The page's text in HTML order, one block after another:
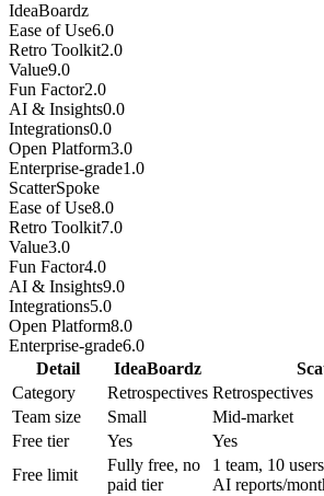
IdeaBoardz
Ease of Use6.0
Retro Toolkit2.0
Value9.0
Fun Factor2.0
AI & Insights0.0
Integrations0.0
Open Platform3.0
Enterprise-grade1.0
ScatterSpoke
Ease of Use8.0
Retro Toolkit7.0
Value3.0
Fun Factor4.0
AI & Insights9.0
Integrations5.0
Open Platform8.0
Enterprise-grade6.0
Detail
IdeaBoardz
Category
Retrospectives Retrospectives
Team size
Small
Mid-market
Free tier
Yes
Yes
Free limit
Fully free, no
paid tier
1 team, 10
AI reports/